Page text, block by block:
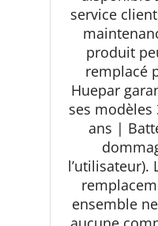
service
produit
remplacé
Huepar
ses modèles
ans |
l’utilisateur).
ensemble